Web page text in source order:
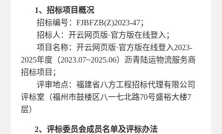
1、招标项目概况
招标编号：FJBFZB(Z)2023-47；
招标人：开云网页版·官方版在线登入 ；
项目名称：开云网页版·官方版在线登入2023-
2025年度（2023.07~2025.06）沥青陆运物流服务商
招标项目 ；
评审地点：福建省八方工程招标代理有限公司
评标室（福州市鼓楼区八一七北路70号盛裕大楼7
层）
2、评标委员会成员名单及评标办法